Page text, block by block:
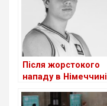
Після жорстокого
нападу в Німеччині
український